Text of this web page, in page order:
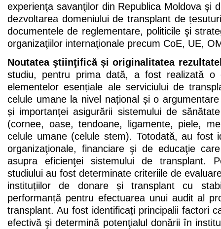
experienţa savanţilor din Republica Moldova şi
dezvoltarea domeniului de transplant de
documentele de reglementare, politicile şi
organizaţiilor internaţionale precum CoE, UE,
Noutatea ştiinţifică și originalitatea
studiu, pentru prima dată, a fost realizată o
elementelor esențiale ale serviciului de
celule umane la nivel național și o
și importanței asigurării sistemului de
(cornee, oase, tendoane, ligamente, piele,
celule umane (celule stem). Totodată, au fost
organizaţionale, financiare şi de educaţie
asupra eficienţei sistemului de transplant.
studiului au fost determinate criteriile de
instituțiilor de donare și transplant cu
performanță pentru efectuarea unui audit al
transplant. Au fost identificați principalii factori
efectivă şi determină potenţialul donării în